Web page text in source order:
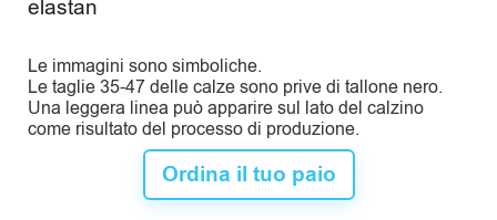
elastan
Le immagini sono simboliche.
Le taglie 35-47 delle calze sono prive di tallone nero.
Una leggera linea può apparire sul lato del calzino
come risultato del processo di produzione.
Ordina il tuo paio